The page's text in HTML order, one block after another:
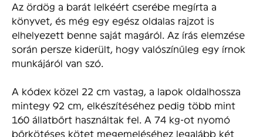
Az ördög a barát lelkéért cserébe megírta a
könyvet, és még egy egész oldalas rajzot is
elhelyezett benne saját magáról. Az írás elemzése
során persze kiderült, hogy valószínűleg egy írnok
munkájáról van szó.
A kódex közel 22 cm vastag, a lapok oldalhossza
mintegy 92 cm, elkészítéséhez pedig több mint
160 állatbőrt használtak fel. A 74 kg-ot nyomó
bőrkötéses kötet megemeléséhez legalább két